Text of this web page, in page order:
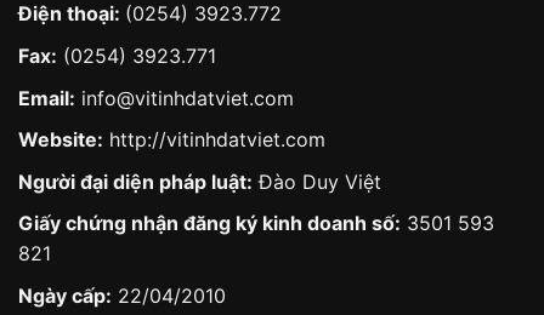
Điện thoại: (0254) 3923.772
Fax: (0254) 3923.771
Email: info@vitinhdatviet.com
Website: http://vitinhdatviet.com
Người đại diện pháp luật: Đào Duy Việt
Giấy chứng nhận đăng ký kinh doanh số: 3501 593
821
Ngày cấp: 22/04/2010